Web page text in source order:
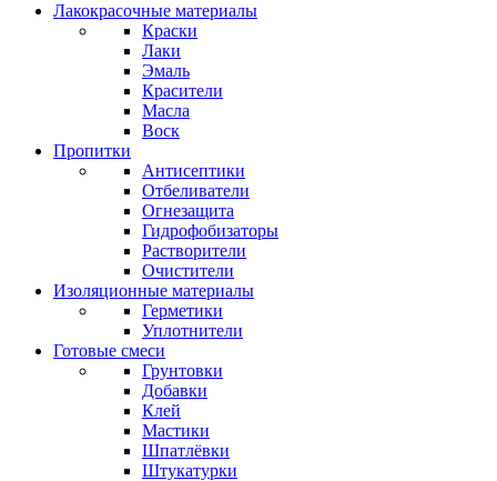
Лакокрасочные материалы
Краски
Лаки
Эмаль
Красители
Масла
Воск
Пропитки
Антисептики
Отбеливатели
Огнезащита
Гидрофобизаторы
Растворители
Очистители
Изоляционные материалы
Герметики
Уплотнители
Готовые смеси
Грунтовки
Добавки
Клей
Мастики
Шпатлёвки
Штукатурки